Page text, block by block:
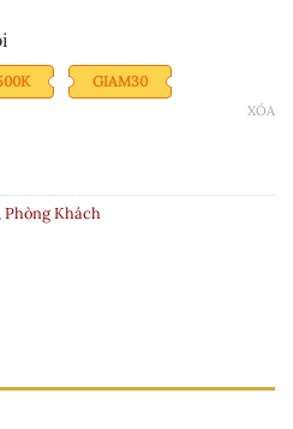
GIAM30
XÓA
,Phòng Khách